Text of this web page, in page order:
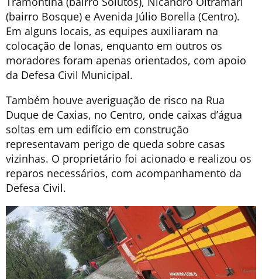
(bairro Bosque) e Avenida Júlio Borella (Centro).
Em alguns locais, as equipes auxiliaram na
colocação de lonas, enquanto em outros os
moradores foram apenas orientados, com apoio
da Defesa Civil Municipal.
Também houve averiguação de risco na Rua
Duque de Caxias, no Centro, onde caixas d’água
soltas em um edifício em construção
representavam perigo de queda sobre casas
vizinhas. O proprietário foi acionado e realizou os
reparos necessários, com acompanhamento da
Defesa Civil.